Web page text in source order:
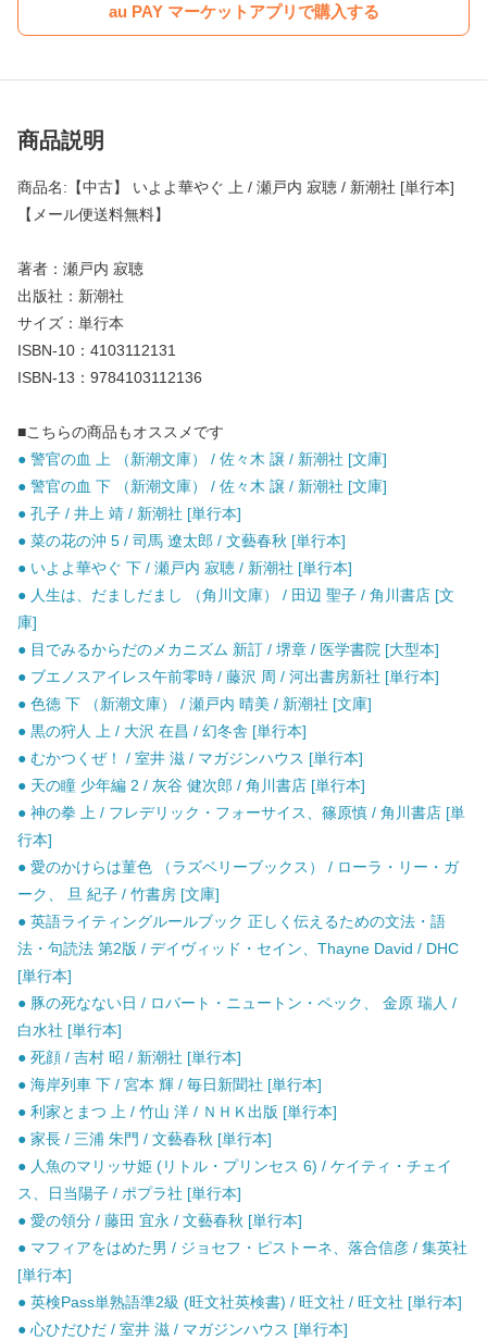
au PAY マーケットアプリで購入する
商品説明
商品名:【中古】 いよよ華やぐ 上 / 瀬戸内 寂聴 / 新潮社 [単行本]
【メール便送料無料】
著者：瀬戸内 寂聴
出版社：新潮社
サイズ：単行本
ISBN-10：4103112131
ISBN-13：9784103112136
■こちらの商品もオススメです
● 警官の血 上 （新潮文庫） / 佐々木 譲 / 新潮社 [文庫]
● 警官の血 下 （新潮文庫） / 佐々木 譲 / 新潮社 [文庫]
● 孔子 / 井上 靖 / 新潮社 [単行本]
● 菜の花の沖 5 / 司馬 遼太郎 / 文藝春秋 [単行本]
● いよよ華やぐ 下 / 瀬戸内 寂聴 / 新潮社 [単行本]
● 人生は、だましだまし （角川文庫） / 田辺 聖子 / 角川書店 [文
庫]
● 目でみるからだのメカニズム 新訂 / 堺章 / 医学書院 [大型本]
● ブエノスアイレス午前零時 / 藤沢 周 / 河出書房新社 [単行本]
● 色徳 下 （新潮文庫） / 瀬戸内 晴美 / 新潮社 [文庫]
● 黒の狩人 上 / 大沢 在昌 / 幻冬舎 [単行本]
● むかつくぜ！ / 室井 滋 / マガジンハウス [単行本]
● 天の瞳 少年編 2 / 灰谷 健次郎 / 角川書店 [単行本]
● 神の拳 上 / フレデリック・フォーサイス、篠原慎 / 角川書店 [単
行本]
● 愛のかけらは菫色 （ラズベリーブックス） / ローラ・リー・ガ
ーク、 旦 紀子 / 竹書房 [文庫]
● 英語ライティングルールブック 正しく伝えるための文法・語
法・句読法 第2版 / デイヴィッド・セイン、Thayne David / DHC
[単行本]
● 豚の死なない日 / ロバート・ニュートン・ペック、 金原 瑞人 /
白水社 [単行本]
● 死顔 / 吉村 昭 / 新潮社 [単行本]
● 海岸列車 下 / 宮本 輝 / 毎日新聞社 [単行本]
● 利家とまつ 上 / 竹山 洋 / ＮＨＫ出版 [単行本]
● 家長 / 三浦 朱門 / 文藝春秋 [単行本]
● 人魚のマリッサ姫 (リトル・プリンセス 6) / ケイティ・チェイ
ス、日当陽子 / ポプラ社 [単行本]
● 愛の領分 / 藤田 宜永 / 文藝春秋 [単行本]
● マフィアをはめた男 / ジョセフ・ピストーネ、落合信彦 / 集英社
[単行本]
● 英検Pass単熟語準2級 (旺文社英検書) / 旺文社 / 旺文社 [単行本]
● 心ひだひだ / 室井 滋 / マガジンハウス [単行本]